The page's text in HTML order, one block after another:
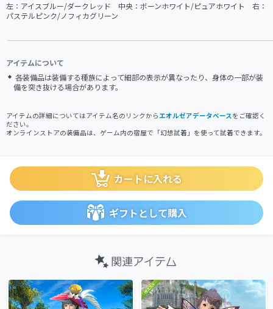
左：アイスブルー/ダークレッド　中央：ボーンホワイト/ピュアホワイト　右：
パステルピンク/ノフィカグリーン
アイテムについて
各装備品は装備する種族によって細部の表示が異なったり、身体の一部が装
備を突き抜ける場合があります。
アイテムの詳細についてはアイテム名のリンクからエオルゼアデータベースをご確認く
ださい。
オンラインストアの装備品は、ゲーム内の宿屋で「幻想試着」を使って試着できます。
カートに入れる
ギフトとして購入